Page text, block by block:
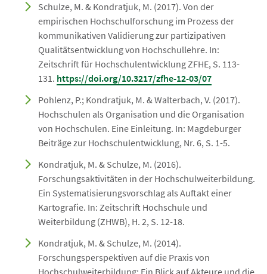
Schulze, M. & Kondratjuk, M. (2017). Von der
empirischen Hochschulforschung im Prozess der
kommunikativen Validierung zur partizipativen
Qualitätsentwicklung von Hochschullehre. In:
Zeitschrift für Hochschulentwicklung ZFHE, S. 113-
131. https://doi.org/10.3217/zfhe-12-03/07
Pohlenz, P.; Kondratjuk, M. & Walterbach, V. (2017).
Hochschulen als Organisation und die Organisation
von Hochschulen. Eine Einleitung. In: Magdeburger
Beiträge zur Hochschulentwicklung, Nr. 6, S. 1-5.
Kondratjuk, M. & Schulze, M. (2016).
Forschungsaktivitäten in der Hochschulweiterbildung.
Ein Systematisierungsvorschlag als Auftakt einer
Kartografie. In: Zeitschrift Hochschule und
Weiterbildung (ZHWB), H. 2, S. 12-18.
Kondratjuk, M. & Schulze, M. (2014).
Forschungsperspektiven auf die Praxis von
Hochschulweiterbildung: Ein Blick auf Akteure und die